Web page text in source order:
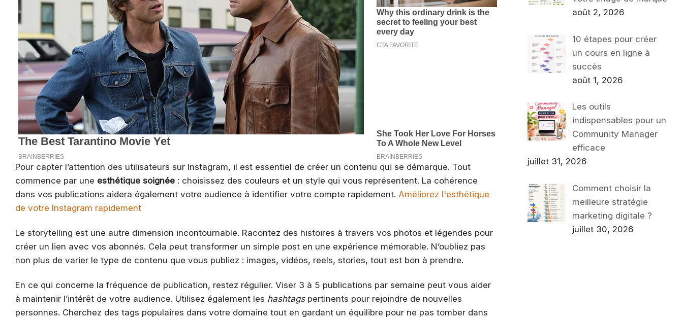
Pour capter l’attention des utilisateurs sur Instagram, il est essentiel de créer un contenu qui se démarque. Tout
commence par une esthétique soignée : choisissez des couleurs et un style qui vous représentent. La cohérence
dans vos publications aidera également votre audience à identifier votre compte rapidement. Améliorez l'esthétique
de votre Instagram rapidement
Le storytelling est une autre dimension incontournable. Racontez des histoires à travers vos photos et légendes pour
créer un lien avec vos abonnés. Cela peut transformer un simple post en une expérience mémorable. N’oubliez pas
non plus de varier le type de contenu que vous publiez : images, vidéos, reels, stories, tout est bon à prendre.
En ce qui concerne la fréquence de publication, restez régulier. Viser 3 à 5 publications par semaine peut vous aider
à maintenir l’intérêt de votre audience. Utilisez également les hashtagspertinents pour rejoindre de nouvelles
personnes. Cherchez des tags populaires dans votre domaine tout en gardant un équilibre pour ne pas tomber dans
août 2, 2026
10 étapes pour créer
un cours en ligne à
succès
août 1, 2026
Les outils
indispensables pour un
Community Manager
efficace
juillet 31, 2026
Comment choisir la
meilleure stratégie
marketing digitale ?
juillet 30, 2026